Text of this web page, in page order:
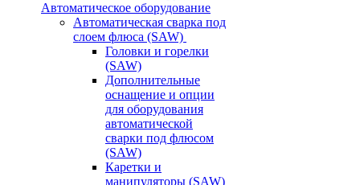
Автоматическое оборудование
Автоматическая сварка под
слоем флюса (SAW)
Головки и горелки
(SAW)
Дополнительные
оснащение и опции
для оборудования
автоматической
сварки под флюсом
(SAW)
Каретки и
манипуляторы (SAW)